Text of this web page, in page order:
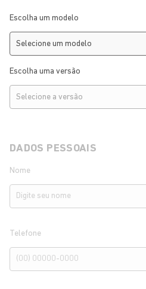
Escolha um modelo
Escolha uma versão
DADOS PESSOAIS
Nome
Telefone